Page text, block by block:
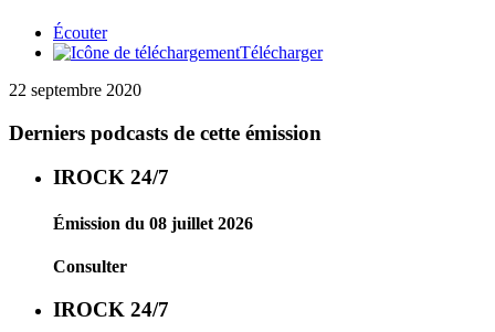
Écouter
Télécharger
22 septembre 2020
Derniers podcasts de cette émission
IROCK 24/7
Émission du 08 juillet 2026
Consulter
IROCK 24/7